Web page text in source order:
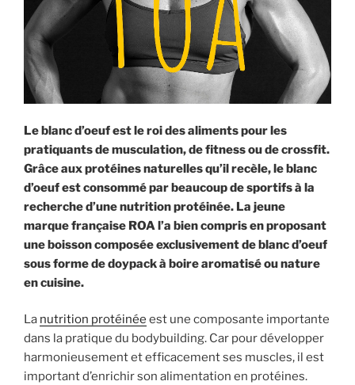
Le blanc d’oeuf est le roi des aliments pour les
pratiquants de musculation, de fitness ou de crossfit.
Grâce aux protéines naturelles qu’il recèle, le blanc
d’oeuf est consommé par beaucoup de sportifs à la
recherche d’une nutrition protéinée. La jeune
marque française ROA l’a bien compris en proposant
une boisson composée exclusivement de blanc d’oeuf
sous forme de doypack à boire aromatisé ou nature
en cuisine.
La nutrition protéinée est une composante importante
dans la pratique du bodybuilding. Car pour développer
harmonieusement et efficacement ses muscles, il est
important d’enrichir son alimentation en protéines.